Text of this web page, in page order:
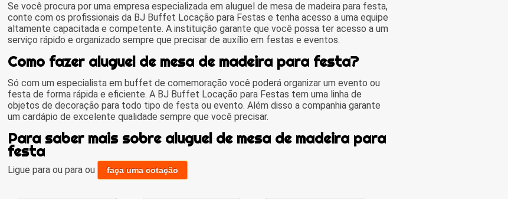
Se você procura por uma empresa especializada em aluguel de mesa de madeira para festa,
conte com os profissionais da BJ Buffet Locação para Festas e tenha acesso a uma equipe
altamente capacitada e competente. A instituição garante que você possa ter acesso a um
serviço rápido e organizado sempre que precisar de auxílio em festas e eventos.
Como fazer aluguel de mesa de madeira para festa?
Só com um especialista em buffet de comemoração você poderá organizar um evento ou
festa de forma rápida e eficiente. A BJ Buffet Locação para Festas tem uma linha de
objetos de decoração para todo tipo de festa ou evento. Além disso a companhia garante
um cardápio de excelente qualidade sempre que você precisar.
Para saber mais sobre aluguel de mesa de madeira para
festa
Ligue para ou para ou faça uma cotação